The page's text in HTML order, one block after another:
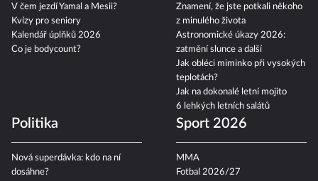
V čem jezdí Yamal a Mesii?
Kvízy pro seniory
Kalendář úplňků 2026
Co je bodycount?
Znamení, že jste potkali někoho
z minulého života
Astronomické úkazy 2026:
zatmění slunce a další
Jak obléci miminko při vysokých
teplotách?
Jak na dokonalé letní mojito
6 lehkých letních salátů
Politika
Nová superdávka: kdo na ní
dosáhne?
Sport 2026
MMA
Fotbal 2026/27